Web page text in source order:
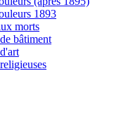
1893
morts
bâtiment